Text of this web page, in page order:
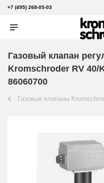
+7 (495) 268-05-03
Газовый клапан
Kromschroder RV 40/
86060700
Газовые клапаны